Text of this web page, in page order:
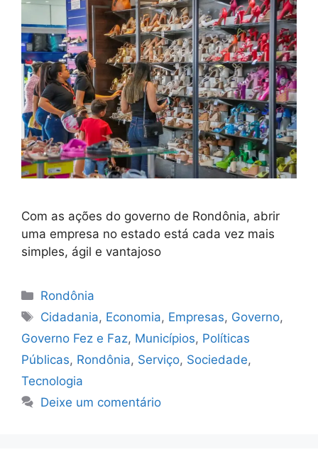
Com as ações do governo de Rondônia, abrir
uma empresa no estado está cada vez mais
simples, ágil e vantajoso
Categorias
Rondônia
Tags
Cidadania, Economia, Empresas, Governo,
Governo Fez e Faz, Municípios, Políticas
Públicas, Rondônia, Serviço, Sociedade,
Tecnologia
Deixe um comentário